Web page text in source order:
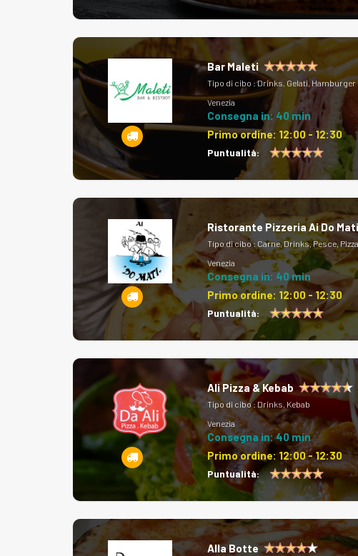
Bar Maleti
Tipo di cibo :Drinks, Gelati, Hamburger
Venezia
Consegna in: 40 min
Primo ordine:12:00 - 12:30
Puntualità:
Ristorante Pizzeria Ai Do Mati
Tipo di cibo : Carne, Drinks, Pesce, Pizza
Venezia
Consegna in: 40 min
Primo ordine: 12:00 - 12:30
Puntualità:
Ali Pizza & Kebab
Tipo di cibo : Drinks, Kebab
Venezia
Consegna in: 40 min
Primo ordine: 12:00 - 12:30
Puntualità:
Alla Botte